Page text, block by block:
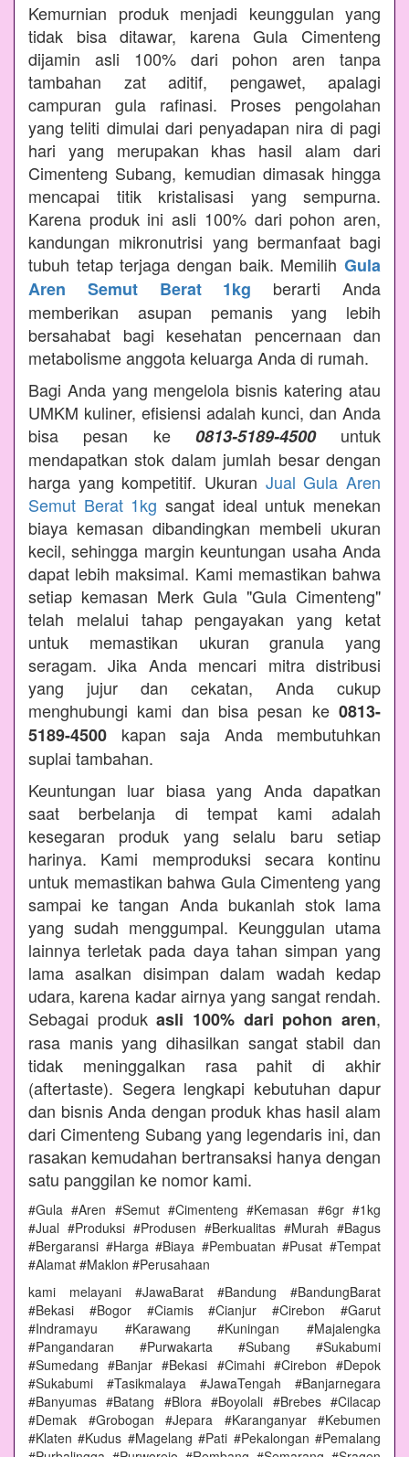
Kemurnian produk menjadi keunggulan yang
tidak bisa ditawar, karena Gula Cimenteng
dijamin asli 100% dari pohon aren tanpa
tambahan zat aditif, pengawet, apalagi
campuran gula rafinasi. Proses pengolahan
yang teliti dimulai dari penyadapan nira di pagi
hari yang merupakan khas hasil alam dari
Cimenteng Subang, kemudian dimasak hingga
mencapai titik kristalisasi yang sempurna.
Karena produk ini asli 100% dari pohon aren,
kandungan mikronutrisi yang bermanfaat bagi
tubuh tetap terjaga dengan baik. Memilih Gula
Aren Semut Berat 1kg berarti Anda
memberikan asupan pemanis yang lebih
bersahabat bagi kesehatan pencernaan dan
metabolisme anggota keluarga Anda di rumah.
Bagi Anda yang mengelola bisnis katering atau
UMKM kuliner, efisiensi adalah kunci, dan Anda
bisa pesan ke 0813-5189-4500untuk
mendapatkan stok dalam jumlah besar dengan
harga yang kompetitif. Ukuran Jual Gula Aren
Semut Berat 1kg sangat ideal untuk menekan
biaya kemasan dibandingkan membeli ukuran
kecil, sehingga margin keuntungan usaha Anda
dapat lebih maksimal. Kami memastikan bahwa
setiap kemasan Merk Gula "Gula Cimenteng"
telah melalui tahap pengayakan yang ketat
untuk memastikan ukuran granula yang
seragam. Jika Anda mencari mitra distribusi
yang jujur dan cekatan, Anda cukup
menghubungi kami dan bisa pesan ke 0813-
5189-4500 kapan saja Anda membutuhkan
suplai tambahan.
Keuntungan luar biasa yang Anda dapatkan
saat berbelanja di tempat kami adalah
kesegaran produk yang selalu baru setiap
harinya. Kami memproduksi secara kontinu
untuk memastikan bahwa Gula Cimenteng yang
sampai ke tangan Anda bukanlah stok lama
yang sudah menggumpal. Keunggulan utama
lainnya terletak pada daya tahan simpan yang
lama asalkan disimpan dalam wadah kedap
udara, karena kadar airnya yang sangat rendah.
Sebagai produkasli 100% dari pohon aren,
rasa manis yang dihasilkan sangat stabil dan
tidak meninggalkan rasa pahit di akhir
(aftertaste). Segera lengkapi kebutuhan dapur
dan bisnis Anda dengan produk khas hasil alam
dari Cimenteng Subang yang legendaris ini, dan
rasakan kemudahan bertransaksi hanya dengan
satu panggilan ke nomor kami.
#Gula #Aren #Semut #Cimenteng #Kemasan #6gr #1kg
#Jual #Produksi #Produsen #Berkualitas #Murah #Bagus
#Bergaransi #Harga #Biaya #Pembuatan #Pusat #Tempat
#Alamat #Maklon #Perusahaan
kami melayani #JawaBarat #Bandung #BandungBarat
#Bekasi #Bogor #Ciamis #Cianjur #Cirebon #Garut
#Indramayu #Karawang #Kuningan #Majalengka
#Pangandaran #Purwakarta #Subang #Sukabumi
#Sumedang #Banjar #Bekasi #Cimahi #Cirebon #Depok
#Sukabumi #Tasikmalaya #JawaTengah #Banjarnegara
#Banyumas #Batang #Blora #Boyolali #Brebes #Cilacap
#Demak #Grobogan #Jepara #Karanganyar #Kebumen
#Klaten #Kudus #Magelang #Pati #Pekalongan #Pemalang